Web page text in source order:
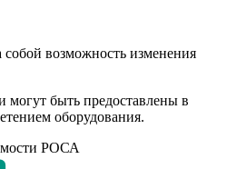
собой возможность изменения
могут быть предоставлены в
оборудования.
РОСА